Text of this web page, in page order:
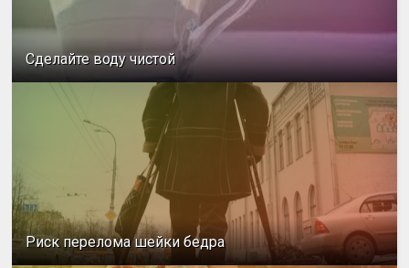
Сделайте воду чистой
Риск перелома шейки бедра